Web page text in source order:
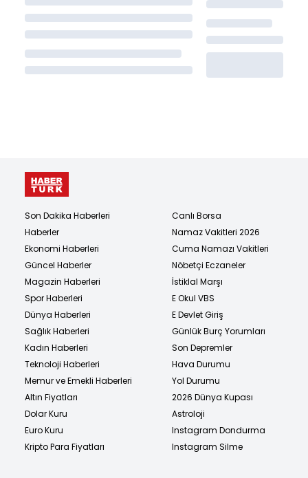
Son Dakika Haberleri
Haberler
Ekonomi Haberleri
Güncel Haberler
Magazin Haberleri
Spor Haberleri
Dünya Haberleri
Sağlık Haberleri
Kadın Haberleri
Teknoloji Haberleri
Memur ve Emekli Haberleri
Altın Fiyatları
Dolar Kuru
Euro Kuru
Kripto Para Fiyatları
Canlı Borsa
Namaz Vakitleri 2026
Cuma Namazı Vakitleri
Nöbetçi Eczaneler
İstiklal Marşı
E Okul VBS
E Devlet Giriş
Günlük Burç Yorumları
Son Depremler
Hava Durumu
Yol Durumu
2026 Dünya Kupası
Astroloji
Instagram Dondurma
Instagram Silme